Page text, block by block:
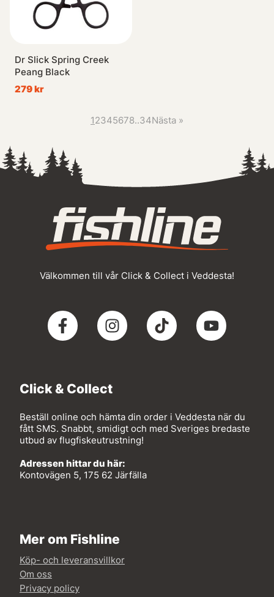
Dr Slick Spring Creek
Peang Black
279 kr
12345678..34Nästa »
Välkommen till vår Click & Collect i Veddesta!
Click & Collect
Beställ online och hämta din order i Veddesta när du
fått SMS. Snabbt, smidigt och med Sveriges bredaste
utbud av flugfiskeutrustning!
Adressen hittar du här:
Kontovägen 5, 175 62 Järfälla
Mer om Fishline
Köp- och leveransvillkor
Om oss
Privacy policy